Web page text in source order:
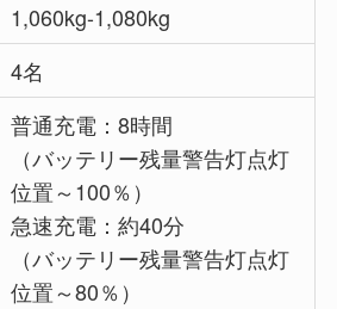
1,060kg-1,080kg
4名
普通充電：8時間
（バッテリー残量警告灯点灯
位置～100％）
急速充電：約40分
（バッテリー残量警告灯点灯
位置～80％）